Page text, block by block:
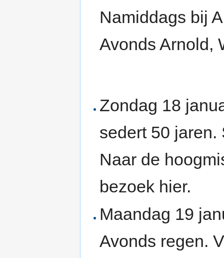
Namiddags bij
Avonds Arnold,
Zondag 18
sedert 50 jaren.
Naar de
bezoek hier.
Maandag 19
Avonds regen.